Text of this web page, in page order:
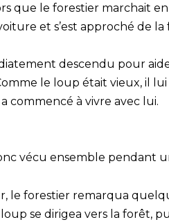
que le forestier marchait
et s’est approché de
descendu pour
le loup était vieux, il
commencé à vivre avec lui.
vécu ensemble pendant
le forestier remarqua
loup se dirigea vers la forêt,